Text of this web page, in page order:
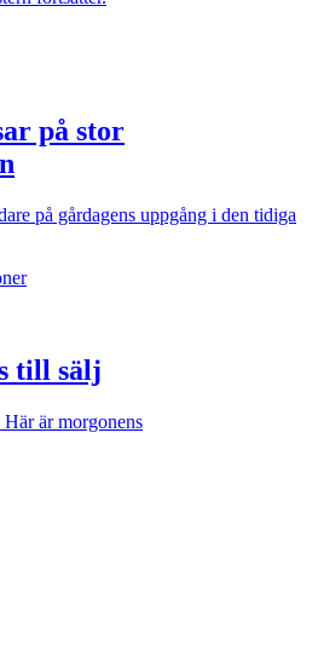
på stor
på gårdagens uppgång i den tidiga
till sälj
är morgonens